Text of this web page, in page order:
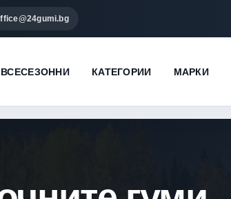
ВСЕСЕЗОННИ КАТЕГОРИИ МАРКИ